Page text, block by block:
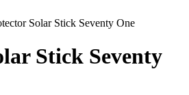
Solar Stick Seventy One
Stick Seventy